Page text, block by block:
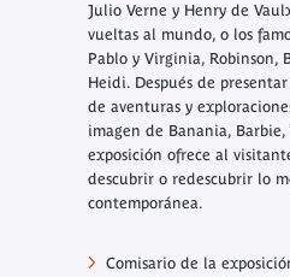
Julio Verne y Henry de
vueltas al mundo, o los
Pablo y Virginia, Robinson,
Heidi. Después de
de aventuras y
imagen de Banania,
exposición ofrece al
descubrir o redescubrir lo
contemporánea.
Comisario de la